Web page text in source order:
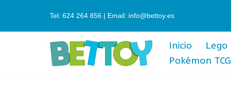
Tel: 624 264 856 | Email: info@bettoy.es
Inicio Lego
Pokémon TCG